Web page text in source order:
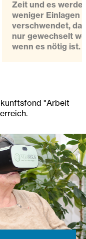
Zeit und es
weniger Einlagen
verschwendet, da
nur gewechselt
wenn es nötig ist.
"Arbeit